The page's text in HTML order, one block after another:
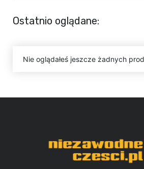
Ostatnio oglądane:
Nie oglądałeś jeszcze żadnych